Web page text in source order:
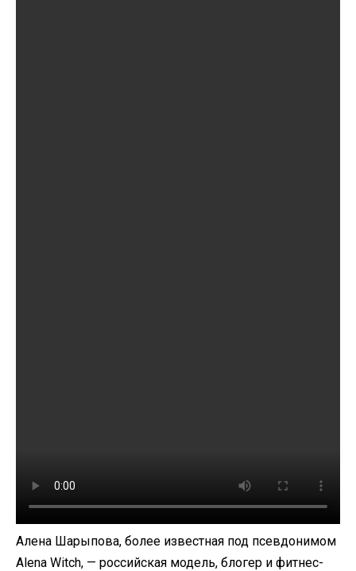
Алена Шарыпова, более известная под псевдонимом
Alena Witch, — российская модель, блогер и фитнес-